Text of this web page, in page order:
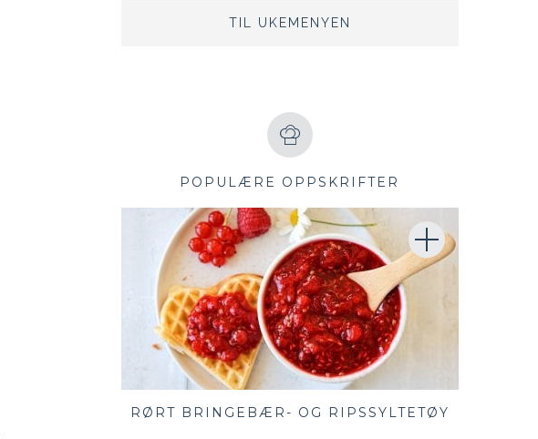
TIL UKEMENYEN
POPULÆRE OPPSKRIFTER
RØRT BRINGEBÆR- OG RIPSSYLTETØY